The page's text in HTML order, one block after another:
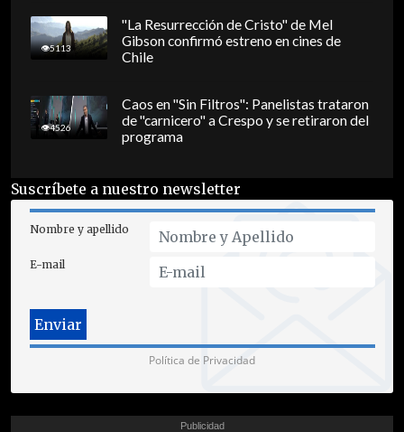
5113
"La Resurrección de Cristo" de Mel
Gibson confirmó estreno en cines de
Chile
4526
Caos en "Sin Filtros": Panelistas trataron
de "carnicero" a Crespo y se retiraron del
programa
Suscríbete a nuestro newsletter
Nombre y apellido
E-mail
Política de Privacidad